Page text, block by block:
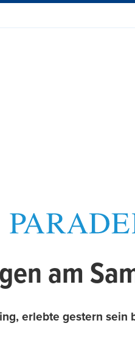
am
erlebte gestern